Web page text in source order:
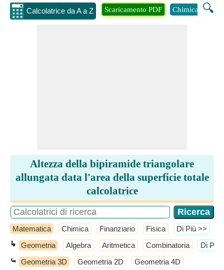
Calcolatrice da A a Z 🔍
Scaricamento PDF Chimica
Altezza della bipiramide triangolare
allungata data l'area della superficie totale
calcolatrice
Matematica Chimica Finanziario Fisica ​Di Più >>
↳ Geometria Algebra Aritmetica Combinatoria ​Di Più
⤿ Geometria 3D Geometria 2D Geometria 4D